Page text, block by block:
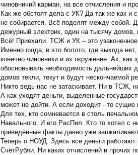
чиновничий карман, на все отчисления и
Как же обстоят дела с УК? Да так же как и
не собирается. Всё поделят между собой.
дежурный электрик, один на тысячу домов,
Всё! Приехали. ТСЖ и УК – это
Именно сюда, в это болото, где выхода
конечно чиновники и их окружение. Ах, как
обосновывать необходимость дальнейших
домов текли, текут и будут нескончаемой
Никто ведь нас не затаскивает. Ни в ТСЖ,
А как уходят деньги, выделенные
может не дойти. А если доходит - то сущие
Для тех, кто сомневается в столь
Навального. И его РасПил. Кто то хотел с
приведённые факты давно уже
Теперь о НОУД. Здесь все деньги
СчётРубли. Ни каких отчислений и прочих